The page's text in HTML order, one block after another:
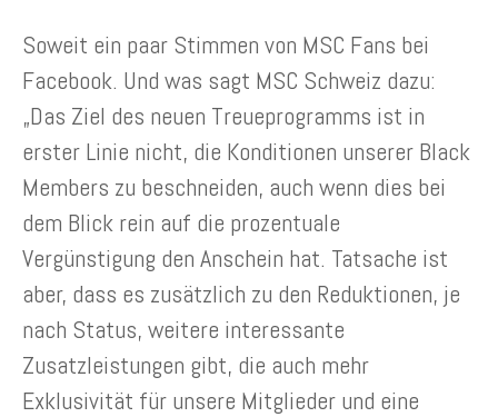
Soweit ein paar Stimmen von MSC Fans bei
Facebook. Und was sagt MSC Schweiz dazu:
„Das Ziel des neuen Treueprogramms ist in
erster Linie nicht, die Konditionen unserer Black
Members zu beschneiden, auch wenn dies bei
dem Blick rein auf die prozentuale
Vergünstigung den Anschein hat. Tatsache ist
aber, dass es zusätzlich zu den Reduktionen, je
nach Status, weitere interessante
Zusatzleistungen gibt, die auch mehr
Exklusivität für unsere Mitglieder und eine